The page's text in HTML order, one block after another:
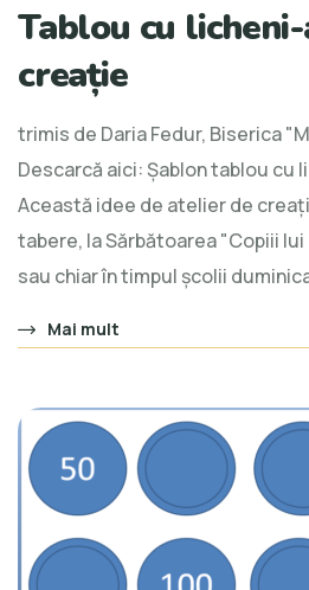
Tablou cu
creație
trimis de Daria Fedur, Biserica
Descarcă aici: Șablon tablou cu
Această idee de atelier de
tabere, la Sărbătoarea "Copiii
sau chiar în timpul școlii
Mai mult